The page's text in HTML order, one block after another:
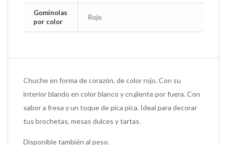
Gominolas
por color
Rojo
Chuche en forma de corazón, de color rojo. Con su
interior blando en color blanco y crujiente por fuera. Con
sabor a fresa y un toque de pica pica. Ideal para decorar
tus brochetas, mesas dulces y tartas.
Disponible también al peso.